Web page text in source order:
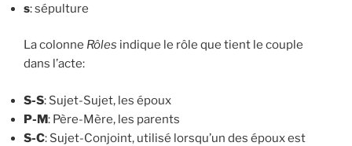
s: sépulture
La colonne Rôles indique le rôle que tient le couple
dans l’acte:
S-S: Sujet-Sujet, les époux
P-M: Père-Mère, les parents
S-C: Sujet-Conjoint, utilisé lorsqu’un des époux est